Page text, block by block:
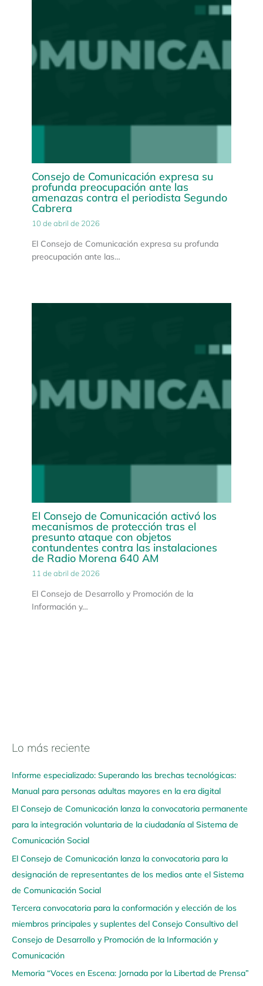
Consejo de Comunicación expresa su
profunda preocupación ante las
amenazas contra el periodista Segundo
Cabrera
10 de abril de 2026
El Consejo de Comunicación expresa su profunda
preocupación ante las…
El Consejo de Comunicación activó los
mecanismos de protección tras el
presunto ataque con objetos
contundentes contra las instalaciones
de Radio Morena 640 AM
11 de abril de 2026
El Consejo de Desarrollo y Promoción de la
Información y…
Lo más reciente
Informe especializado: Superando las brechas tecnológicas:
Manual para personas adultas mayores en la era digital
El Consejo de Comunicación lanza la convocatoria permanente
para la integración voluntaria de la ciudadanía al Sistema de
Comunicación Social
El Consejo de Comunicación lanza la convocatoria para la
designación de representantes de los medios ante el Sistema
de Comunicación Social
Tercera convocatoria para la conformación y elección de los
miembros principales y suplentes del Consejo Consultivo del
Consejo de Desarrollo y Promoción de la Información y
Comunicación
Memoria “Voces en Escena: Jornada por la Libertad de Prensa”
N
v
e
g
a
a
q
u
í